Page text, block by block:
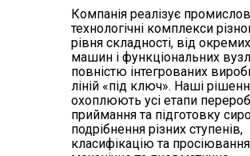
Компанія реалізує
технологічні комплекси
рівня складності, від окремих
машин і функціональних
повністю інтегрованих
ліній «під ключ». Наші
охоплюють усі етапи
приймання та підготовку
подрібнення різних ступенів,
класифікацію та